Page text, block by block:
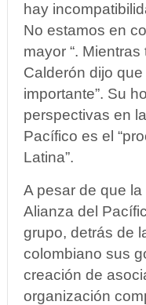
hay
No estamos en
mayor “.
Calderón dijo
importante”. Su
perspectivas en
Pacífico es el
Latina”.
A pesar de que
Alianza del
grupo, detrás de
colombiano sus
creación de
organización